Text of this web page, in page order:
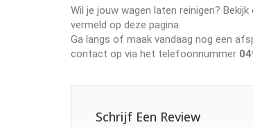
Wil je jouw wagen laten reinigen?
vermeld op deze pagina.
Ga langs of maak vandaag nog een
contact op via het telefoonnummer
Schrijf Een Review